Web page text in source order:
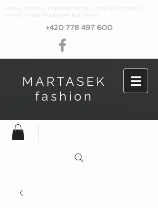
Oděvy na míru, oblečení na míru, oděvy na zakázku,
sezóní móda, Marťásek, Martassek
+420 778 497 600
MARTASEK
fashion